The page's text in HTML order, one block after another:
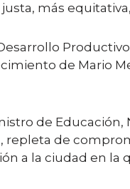
más
de Mario
de Educación,
repleta de
a la ciudad en la